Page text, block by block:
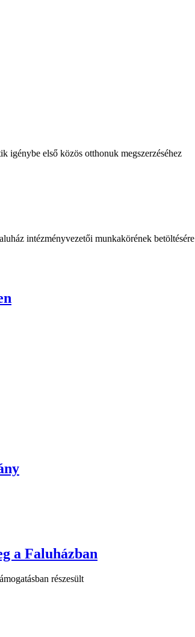
igénybe első közös otthonuk megszerzéséhez
intézményvezetői munkakörének betöltésére
a Faluházban
részesült